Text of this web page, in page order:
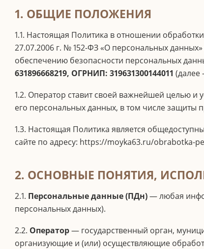
1. ОБЩИЕ ПОЛОЖЕНИЯ
1.1. Настоящая Политика в отношении
27.07.2006 г. № 152-ФЗ «О персональных
обеспечению безопасности персональных
631896668219, ОГРНИП: 319631300144011
1.2. Оператор ставит своей важнейшей целью и
его персональных данных, в том числе защиты
1.3. Настоящая Политика является
сайте по адресу: https://moyka63.ru/obrabotka-
2. ОСНОВНЫЕ ПОНЯТИЯ,
2.1. Персональные данные (ПДн)— любая
персональных данных).
2.2. Оператор— государственный орган,
организующие и (или) осуществляющие